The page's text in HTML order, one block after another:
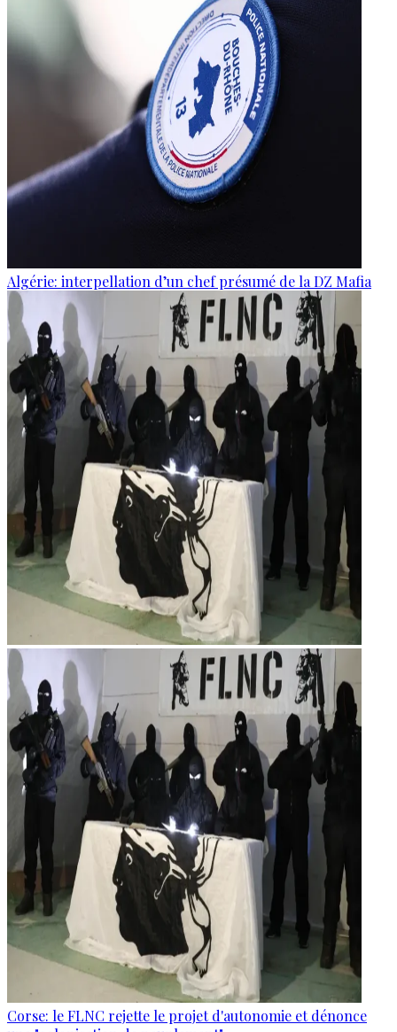
Algérie: interpellation d’un chef présumé de la DZ Mafia
Corse: le FLNC rejette le projet d'autonomie et dénonce